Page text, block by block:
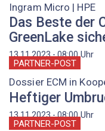
Ingram Micro | HPE
Das Beste der
GreenLake
13.11.2023 - 08:00Uhr
PARTNER-POST
Dossier ECM in
Heftiger
13.11.2023 - 08:00Uhr
PARTNER-POST